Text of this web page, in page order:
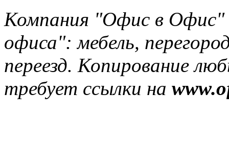
Компания "Офис в Офис"
офиса": мебель,
переезд. Копирование
требует ссылки на